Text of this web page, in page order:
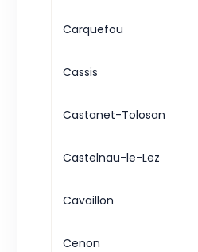
Carquefou
Cassis
Castanet-Tolosan
Castelnau-le-Lez
Cavaillon
Cenon